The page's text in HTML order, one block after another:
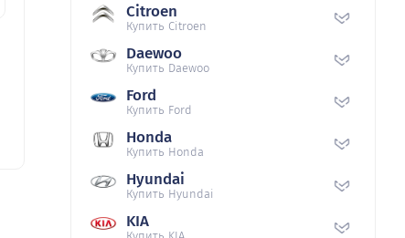
Citroen
Купить Citroen
Daewoo
Купить Daewoo
Ford
Купить Ford
Honda
Купить Honda
Hyundai
Купить Hyundai
KIA